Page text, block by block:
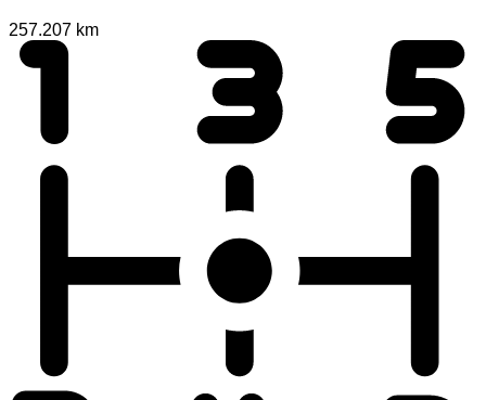
257.207 km